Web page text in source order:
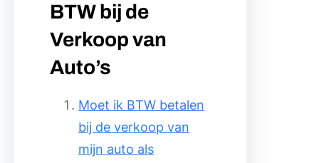
BTW bij de
Verkoop van
Auto’s
Moet ik BTW betalen
bij de verkoop van
mijn auto als